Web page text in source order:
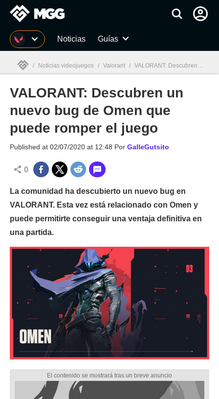
MGG Noticias Guías
MGG
/ Noticias videojuegos / Valorant / VALORANT: Descubren un nuevo bug de Omen que puede romper el juego
VALORANT: Descubren un
nuevo bug de Omen que
puede romper el juego
Published at 02/07/2020 at 12:48 Por GalleGutsito
0
La comunidad ha descubierto un nuevo bug en
VALORANT. Esta vez está relacionado con Omen y
puede permitirte conseguir una ventaja definitiva en
una partida.